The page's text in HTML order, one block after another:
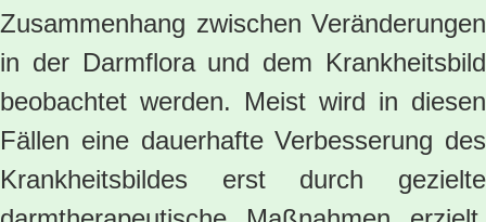
Zusammenhang zwischen Veränderungen
in der Darmflora und dem Krankheitsbild
beobachtet werden. Meist wird in diesen
Fällen eine dauerhafte Verbesserung des
Krankheitsbildes erst durch gezielte